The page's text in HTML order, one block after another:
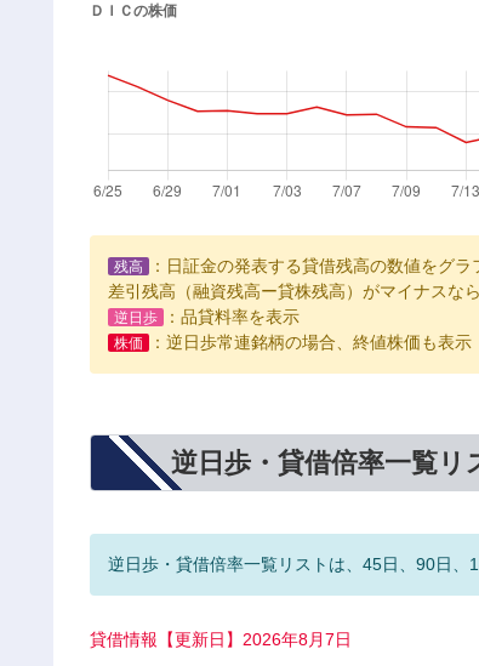
残高
：日証金の発表する貸借残高の数値をグ
差引残高（融資残高ー貸株残高）がマイナスな
逆日歩 ：品貸料率を表示
株価 ：逆日歩常連銘柄の場合、終値株価も表示
逆日歩・貸借倍率一覧リ
逆日歩・貸借倍率一覧リストは、45日、90日、
貸借情報【更新日】2026年8月7日